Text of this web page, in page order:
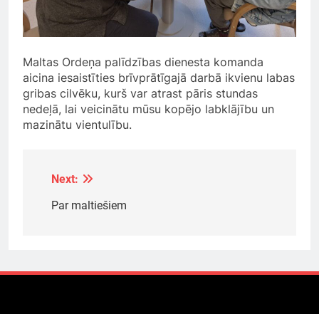
Maltas Ordeņa palīdzības dienesta komanda
aicina iesaistīties brīvprātīgajā darbā ikvienu labas
gribas cilvēku, kurš var atrast pāris stundas
nedeļā, lai veicinātu mūsu kopējo labklājību un
mazinātu vientulību.
Ziņu
izvēlne
Next:
Par maltiešiem